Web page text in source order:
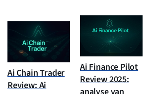
Ai Chain Trader
Review: Ai
Ai Finance Pilot
Review 2025: